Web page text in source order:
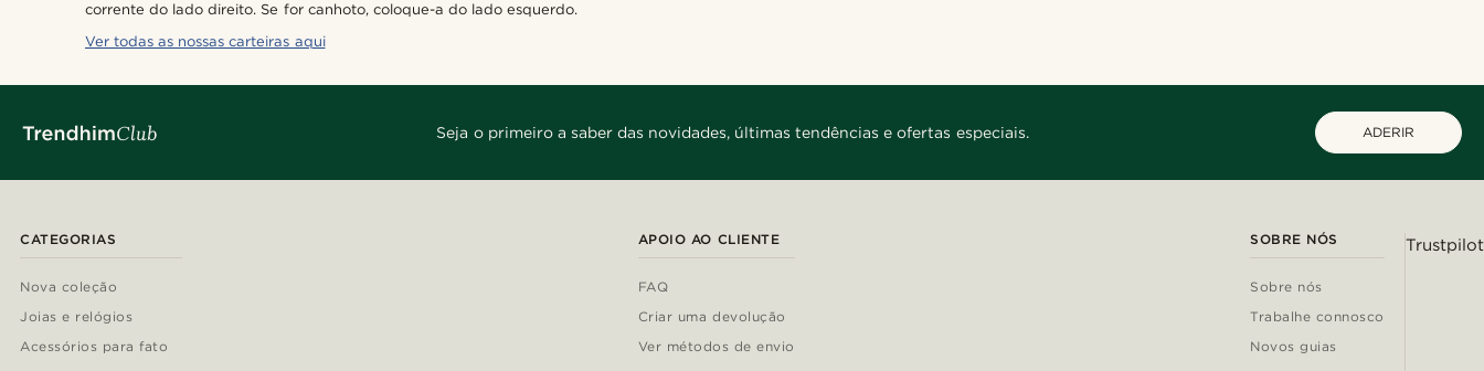
corrente do lado direito. Se for canhoto, coloque-a do lado esquerdo.
Ver todas as nossas carteiras aqui
Seja o primeiro a saber das novidades, últimas tendências e ofertas especiais. ADERIR
CATEGORIAS
Nova coleção
Joias e relógios
Acessórios para fato
APOIO AO CLIENTE
FAQ
Criar uma devolução
Ver métodos de envio
SOBRE NÓS
Sobre nós
Trabalhe connosco
Novos guias
Trustpilot